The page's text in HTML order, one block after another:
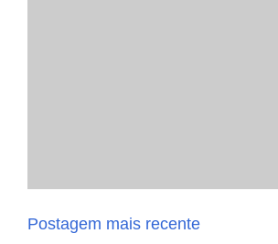
Postagem mais recente